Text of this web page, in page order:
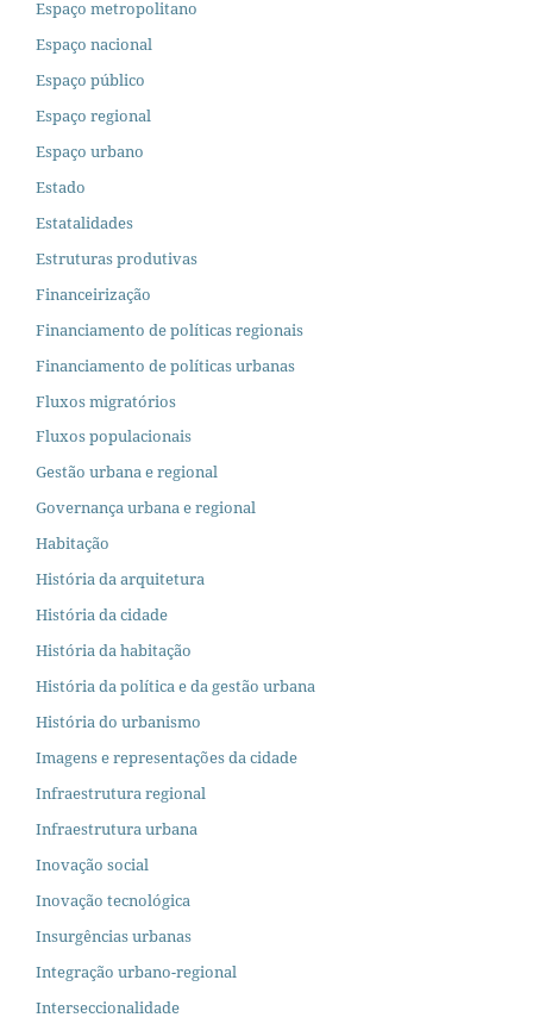
Espaço metropolitano
Espaço nacional
Espaço público
Espaço regional
Espaço urbano
Estado
Estatalidades
Estruturas produtivas
Financeirização
Financiamento de políticas regionais
Financiamento de políticas urbanas
Fluxos migratórios
Fluxos populacionais
Gestão urbana e regional
Governança urbana e regional
Habitação
História da arquitetura
História da cidade
História da habitação
História da política e da gestão urbana
História do urbanismo
Imagens e representações da cidade
Infraestrutura regional
Infraestrutura urbana
Inovação social
Inovação tecnológica
Insurgências urbanas
Integração urbano-regional
Interseccionalidade